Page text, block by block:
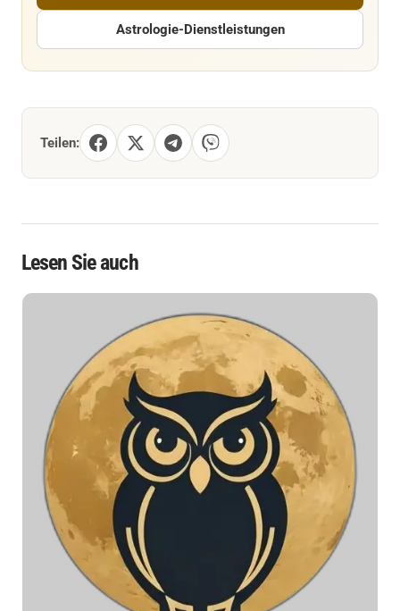
Astrologie-Dienstleistungen
Teilen:
Lesen Sie auch